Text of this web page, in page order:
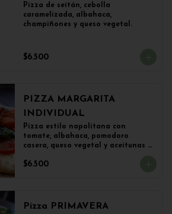
Pizza de seitán, cebolla
caramelizada, albahaca,
champiñones y queso vegetal.
$6.500
PIZZA MARGARITA
INDIVIDUAL
Pizza estilo napolitana con
tomate, albahaca, pomodoro
casera, queso vegetal y aceitunas
$6.500
Pizza PRIMAVERA